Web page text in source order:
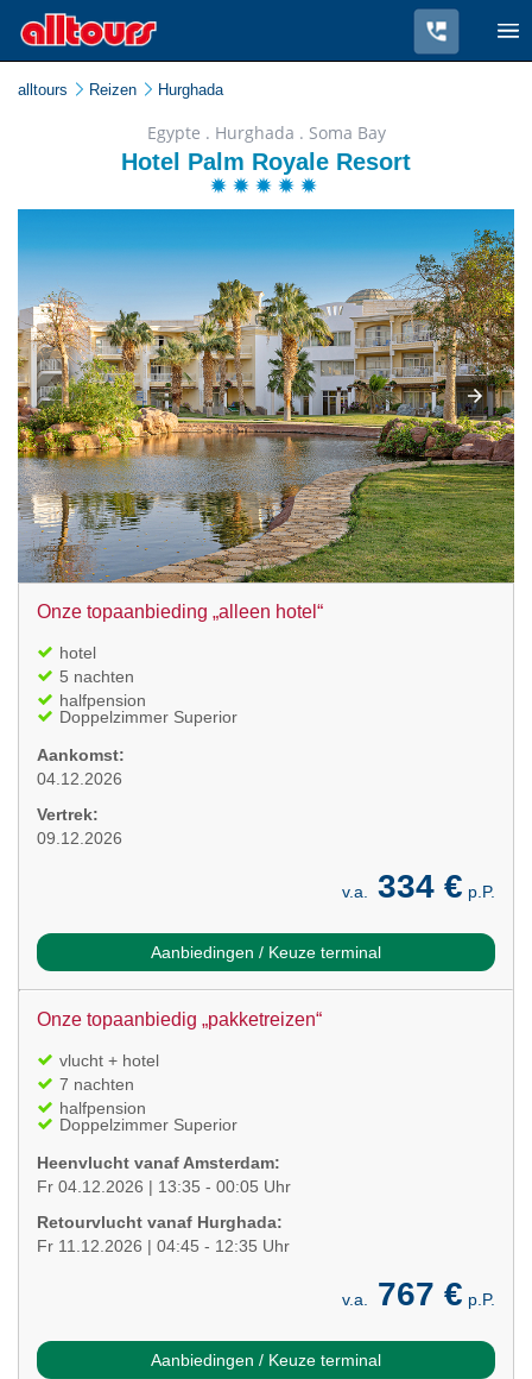
alltours Reizen Hurghada
Egypte . Hurghada . Soma Bay
Hotel Palm Royale Resort
Onze topaanbieding „alleen hotel“
hotel
5 nachten
halfpension
Doppelzimmer Superior
Aankomst:
04.12.2026
Vertrek:
09.12.2026
v.a. 334 € p.P.
Aanbiedingen / Keuze terminal
Onze topaanbiedig „pakketreizen“
vlucht + hotel
7 nachten
halfpension
Doppelzimmer Superior
Heenvlucht vanaf Amsterdam:
Fr 04.12.2026 | 13:35 - 00:05 Uhr
Retourvlucht vanaf Hurghada:
Fr 11.12.2026 | 04:45 - 12:35 Uhr
v.a. 767 € p.P.
Aanbiedingen / Keuze terminal